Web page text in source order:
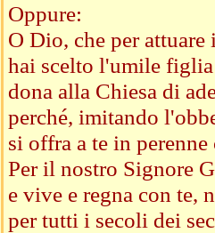
Oppure:
O Dio, che per
hai scelto l'umile
dona alla Chiesa di
perché, imitando
si offra a te in
Per il nostro Signore
e vive e regna con te,
per tutti i secoli dei